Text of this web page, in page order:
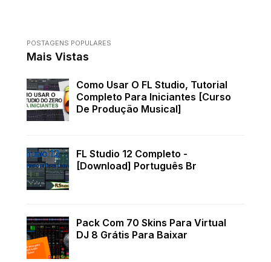
POSTAGENS POPULARES
Mais Vistas
Como Usar O FL Studio, Tutorial
Completo Para Iniciantes [Curso
De Produção Musical]
FL Studio 12 Completo -
[Download] Português Br
Pack Com 70 Skins Para Virtual
DJ 8 Grátis Para Baixar